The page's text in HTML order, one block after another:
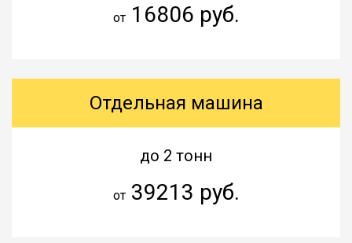
от16806 руб.
Отдельная машина
до 2 тонн
от39213 руб.